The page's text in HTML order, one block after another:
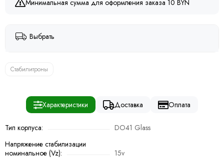
Минимальная сумма для оформления заказа 10 BYN
Выбрать
Стабилитроны
Характеристики Доставка Оплата
Тип корпуса:
DO41 Glass
Напряжение стабилизации
номинальное (Vz):
15v